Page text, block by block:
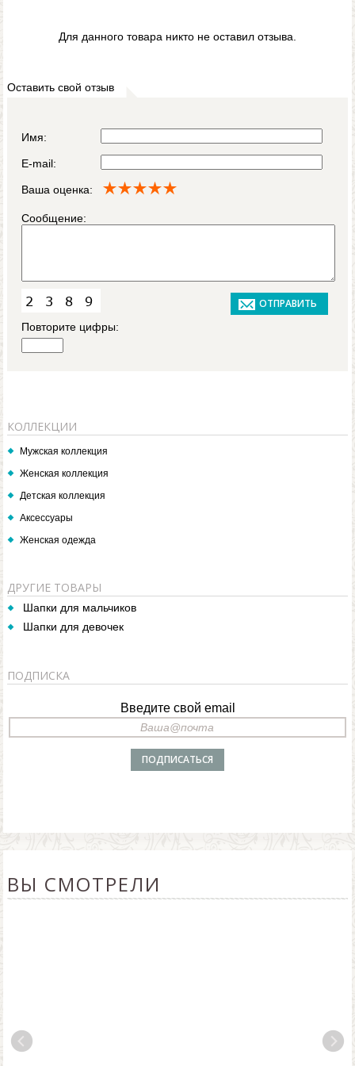
Для данного товара никто не оставил отзыва.
Оставить свой отзыв
Имя:
E-mail:
Ваша оценка:
Сообщение:
Повторите цифры:
КОЛЛЕКЦИИ
Мужская коллекция
Женская коллекция
Детская коллекция
Аксессуары
Женская одежда
ДРУГИЕ ТОВАРЫ
Шапки для мальчиков
Шапки для девочек
ПОДПИСКА
Введите свой email
ВЫ СМОТРЕЛИ